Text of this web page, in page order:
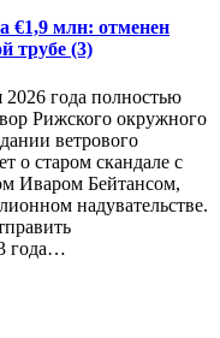
€1,9 млн: отменен
трубе (3)
года полностью
Рижского окружного
ветрового
о старом скандале с
Иваром Бейтансом,
надувательстве.
года…